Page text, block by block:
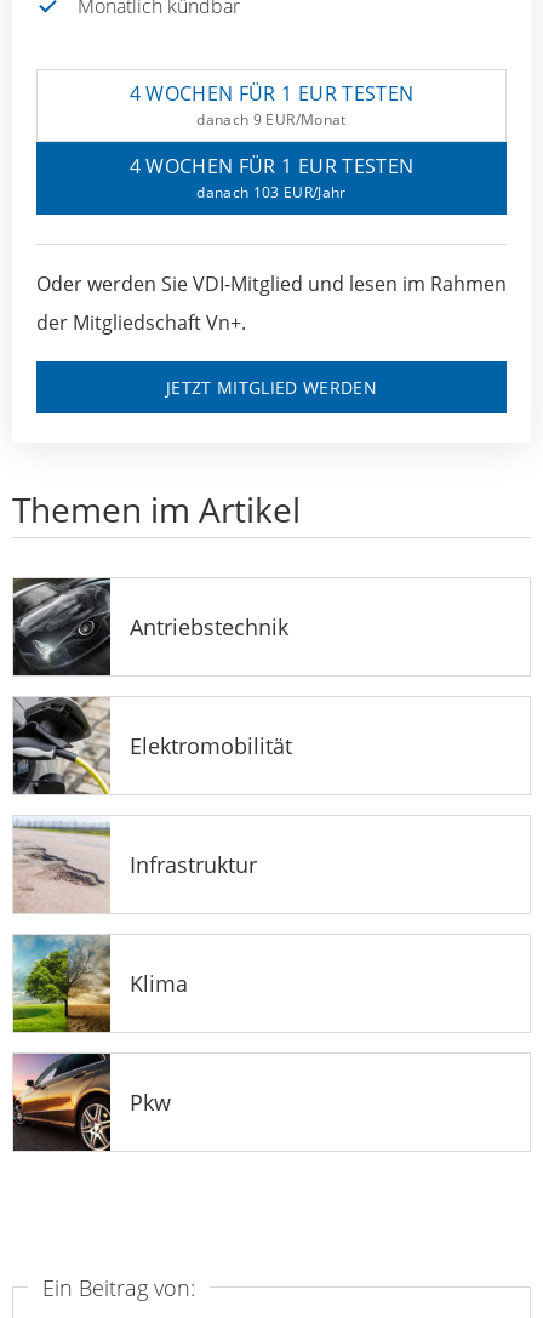
Monatlich kündbar
4 WOCHEN FÜR 1 EUR TESTEN
danach 9 EUR/Monat
4 WOCHEN FÜR 1 EUR TESTEN
danach 103 EUR/Jahr
Oder werden Sie VDI-Mitglied und lesen im Rahmen
der Mitgliedschaft Vn+.
JETZT MITGLIED WERDEN
Themen im Artikel
Antriebstechnik
Elektromobilität
Infrastruktur
Klima
Pkw
Ein Beitrag von: